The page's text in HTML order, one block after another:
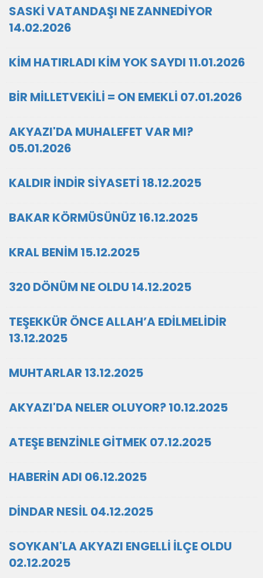
SASKİ VATANDAŞI NE ZANNEDİYOR
14.02.2026
KİM HATIRLADI KİM YOK SAYDI 11.01.2026
BİR MİLLETVEKİLİ = ON EMEKLİ 07.01.2026
AKYAZI'DA MUHALEFET VAR MI?
05.01.2026
KALDIR İNDİR SİYASETİ 18.12.2025
BAKAR KÖRMÜSÜNÜZ 16.12.2025
KRAL BENİM 15.12.2025
320 DÖNÜM NE OLDU 14.12.2025
TEŞEKKÜR ÖNCE ALLAH’A EDİLMELİDİR
13.12.2025
MUHTARLAR 13.12.2025
AKYAZI'DA NELER OLUYOR? 10.12.2025
ATEŞE BENZİNLE GİTMEK 07.12.2025
HABERİN ADI 06.12.2025
DİNDAR NESİL 04.12.2025
SOYKAN'LA AKYAZI ENGELLİ İLÇE OLDU
02.12.2025